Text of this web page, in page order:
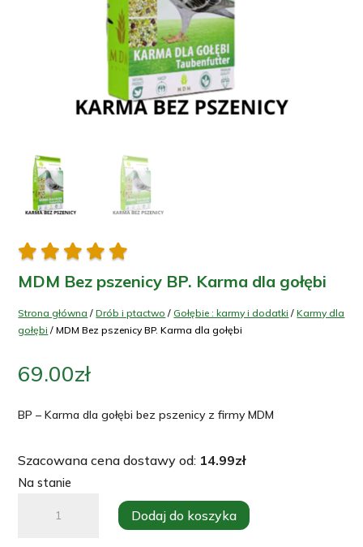
    
MDM Bez pszenicy BP. Karma dla gołębi
Strona główna /Drób i ptactwo / Gołębie : karmy i dodatki /Karmy dla
gołębi / MDM Bez pszenicy BP. Karma dla gołębi
69.00zł
BP – Karma dla gołębi bez pszenicy z firmy MDM
Szacowana cena dostawy od: 14.99zł
Na stanie
Dodaj do koszyka